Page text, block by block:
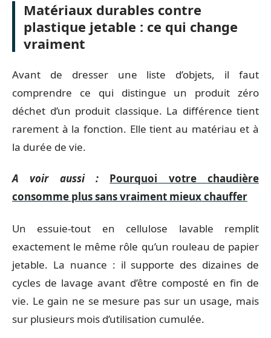
Matériaux durables contre
plastique jetable : ce qui change
vraiment
Avant de dresser une liste d’objets, il faut
comprendre ce qui distingue un produit zéro
déchet d’un produit classique. La différence tient
rarement à la fonction. Elle tient au matériau et à
la durée de vie.
A voir aussi :
Pourquoi votre chaudière
consomme plus sans vraiment mieux chauffer
Un essuie-tout en cellulose lavable remplit
exactement le même rôle qu’un rouleau de papier
jetable. La nuance : il supporte des dizaines de
cycles de lavage avant d’être composté en fin de
vie. Le gain ne se mesure pas sur un usage, mais
sur plusieurs mois d’utilisation cumulée.